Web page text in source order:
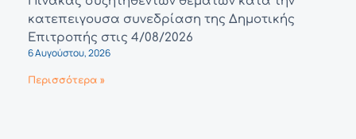
κατεπειγουσα συνεδρίαση της Δημοτικής
Επιτροπής στις 4/08/2026
6 Αυγούστου, 2026
Περισσότερα »